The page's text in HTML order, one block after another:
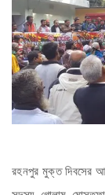
রহনপুর মুক্ত দিবসের